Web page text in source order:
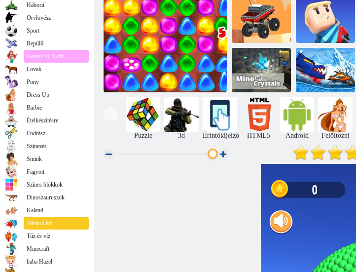
Végtelen Truck
Kogama
Wipeout
Kogama: A
kristálybánya
Autó eszik
Autót: Téli
kaland
Puzzle 3d Érintőkijelző HTML5 Android Felöltözni
Háború
Orvlövész
Sport
Repülő
Games for Girls
Lovak
Pony
Dress Up
Barbie
Ételkészítésre
Fodrász
Színezés
Smink
Fagyott
Színes blokkok
Dinoszauruszok
Kaland
Játékok két
Tűz és víz
Minecraft
baba Hazel